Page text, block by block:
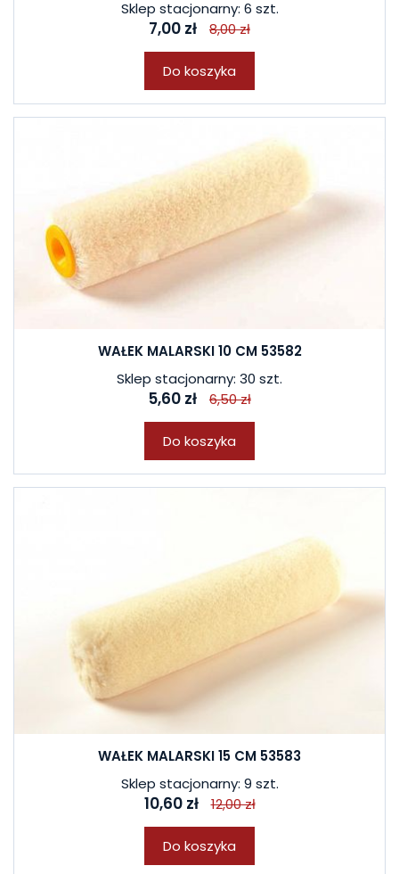
Sklep stacjonarny: 6 szt.
7,00 zł 8,00 zł
Do koszyka
WAŁEK MALARSKI 10 CM 53582
Sklep stacjonarny: 30 szt.
5,60 zł 6,50 zł
Do koszyka
WAŁEK MALARSKI 15 CM 53583
Sklep stacjonarny: 9 szt.
10,60 zł 12,00 zł
Do koszyka